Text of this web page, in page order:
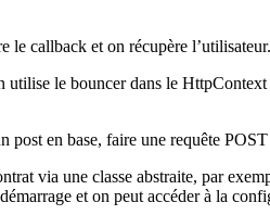
callback et on récupère
le bouncer dans le
post en base, faire une requête
via une classe abstraite, par
et on peut accéder à la